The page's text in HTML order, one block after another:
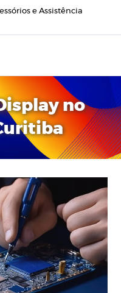
e Assistência
no